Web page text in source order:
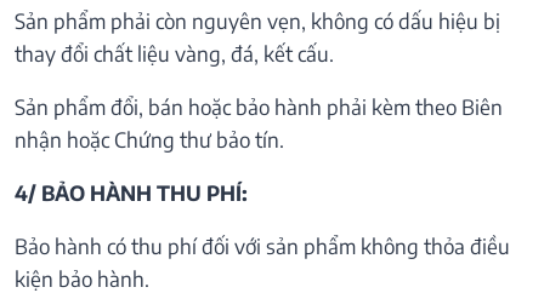
Sản phẩm phải còn nguyên vẹn, không có dấu hiệu bị
thay đổi chất liệu vàng, đá, kết cấu.
Sản phẩm đổi, bán hoặc bảo hành phải kèm theo Biên
nhận hoặc Chứng thư bảo tín.
4/ BẢO HÀNH THU PHÍ:
Bảo hành có thu phí đối với sản phẩm không thỏa điều
kiện bảo hành.